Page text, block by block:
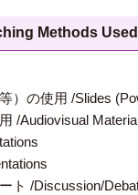
Methods Used
）の使用 /Slides
/Audiovisual
ト /Discussion/